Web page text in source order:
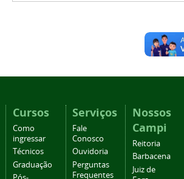
Cursos
Como
ingressar
Técnicos
Graduação
Serviços
Fale
Conosco
Ouvidoria
Perguntas
Frequentes
Nossos
Campi
Reitoria
Barbacena
Juiz de